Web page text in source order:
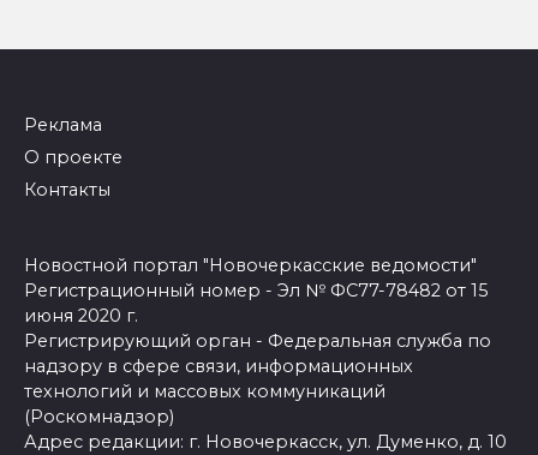
Реклама
О проекте
Контакты
Новостной портал "Новочеркасские ведомости"
Регистрационный номер - Эл № ФС77-78482 от 15
июня 2020 г.
Регистрирующий орган - Федеральная служба по
надзору в сфере связи, информационных
технологий и массовых коммуникаций
(Роскомнадзор)
Адрес редакции: г. Новочеркасск, ул. Думенко, д. 10